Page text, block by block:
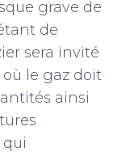
grave de
de
sera invité
le gaz doit
ainsi
qui